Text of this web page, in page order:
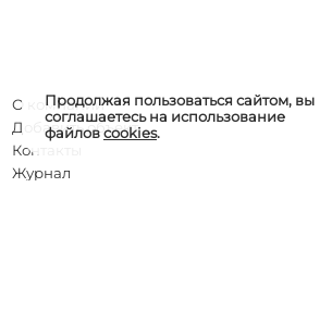
Продолжая пользоваться сайтом, вы
соглашаетесь на использование
файловcookies.
О компании
Добавить объект
Контакты
Журнал